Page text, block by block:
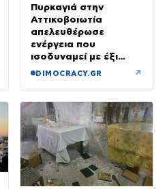
Πυρκαγιά στην
Αττικοβοιωτία
απελευθέρωσε
ενέργεια που
ισοδυναμεί με έξι
βόμβες Χιροσίμα
DIMOCRACY.GR ↗